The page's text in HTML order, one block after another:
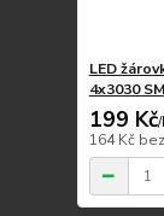
LED
4x3030
199 Kč/
164 Kč